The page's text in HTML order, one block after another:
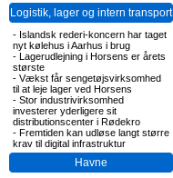
Logistik, lager og intern transport
- Islandsk rederi-koncern har taget
nyt kølehus i Aarhus i brug
- Lagerudlejning i Horsens er årets
største
- Vækst får sengetøjsvirksomhed
til at leje lager ved Horsens
- Stor industrivirksomhed
investerer yderligere sit
distributionscenter i Rødekro
- Fremtiden kan udløse langt større
krav til digital infrastruktur
Havne